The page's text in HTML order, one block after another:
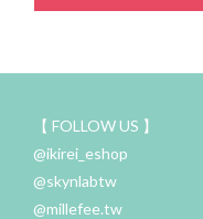
【 FOLLOW US 】
@ikirei_eshop
@skynlabtw
@millefee.tw